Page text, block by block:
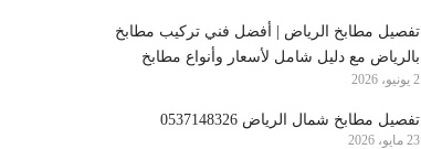
تفصيل مطابخ الرياض | أفضل فني تركيب مطابخ
بالرياض مع دليل شامل لأسعار وأنواع مطابخ
الرياض
2 يونيو، 2026
تفصيل مطابخ شمال الرياض 0537148326
23 مايو، 2026